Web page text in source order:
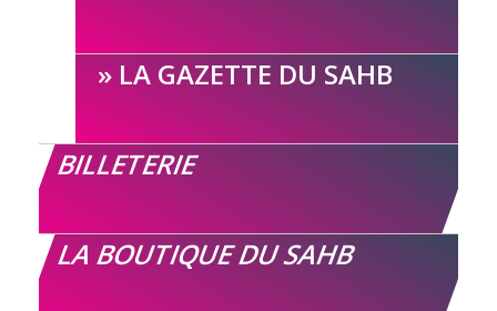
LA GAZETTE DU SAHB
BILLETERIE
LA BOUTIQUE DU SAHB